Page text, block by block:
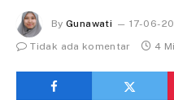
By Gunawati
17-06-
Tidak ada komentar
4